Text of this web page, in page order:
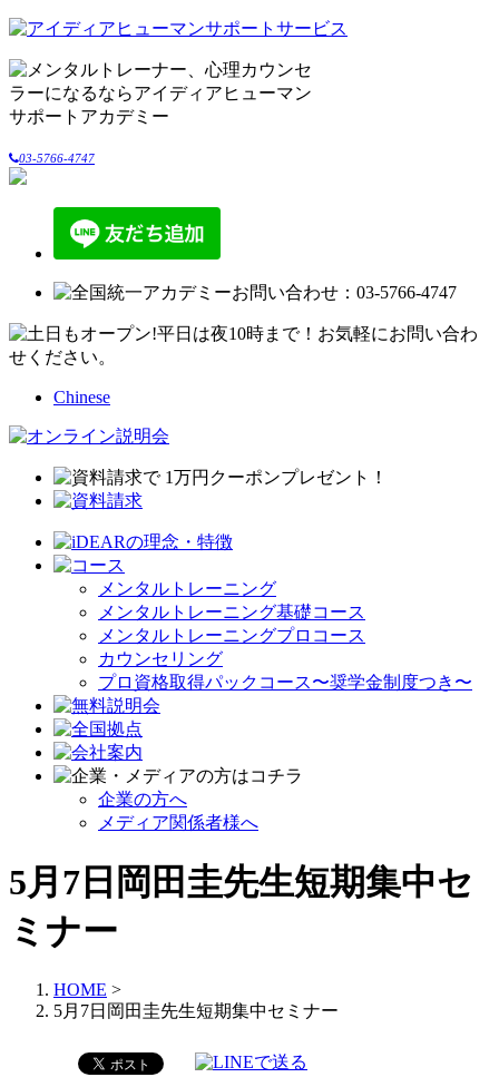
03-5766-4747
Chinese
メンタルトレーニング
メンタルトレーニング基礎コース
メンタルトレーニングプロコース
カウンセリング
プロ資格取得パックコース〜奨学金制度つき〜
企業の方へ
メディア関係者様へ
5月7日岡田圭先生短期集中セ
ミナー
HOME >
5月7日岡田圭先生短期集中セミナー